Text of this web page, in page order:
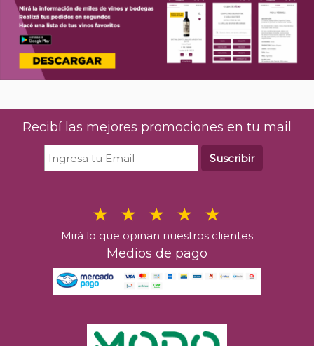
Recibí las mejores promociones en tu mail
Suscribir
Mirá lo que opinan nuestros clientes
Medios de pago